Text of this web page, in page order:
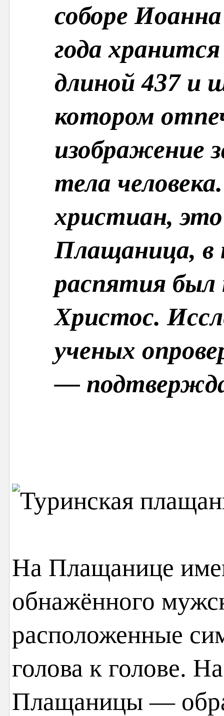
соборе
года
длиной 437 и
котором
изображение
тела
христиан,
Плащаница, в
распятия был
Христос.
ученых
—
На Плащанице
обнажённого
расположенные
голова к голове.
Плащаницы —